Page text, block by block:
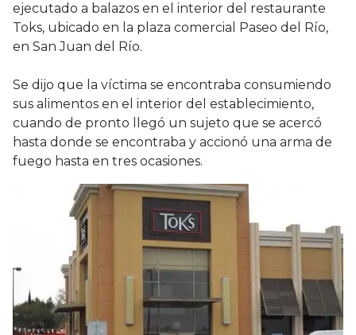
ejecutado a balazos en el interior del restaurante
Toks, ubicado en la plaza comercial Paseo del Río,
en San Juan del Río.
Se dijo que la víctima se encontraba consumiendo
sus alimentos en el interior del establecimiento,
cuando de pronto llegó un sujeto que se acercó
hasta donde se encontraba y accionó una arma de
fuego hasta en tres ocasiones.